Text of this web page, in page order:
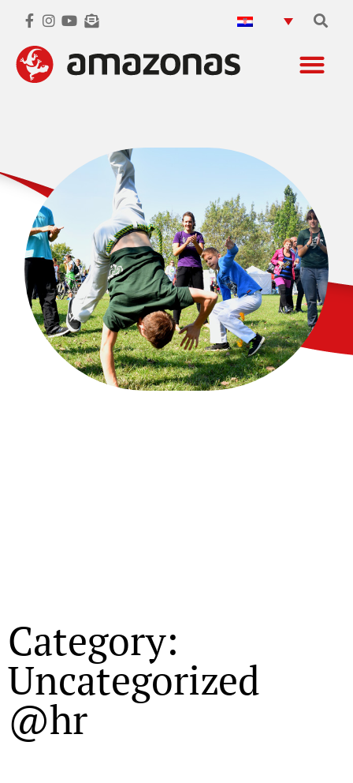
Category:
Uncategorized
@hr